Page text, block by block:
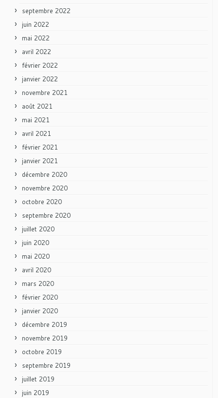
septembre 2022
juin 2022
mai 2022
avril 2022
février 2022
janvier 2022
novembre 2021
août 2021
mai 2021
avril 2021
février 2021
janvier 2021
décembre 2020
novembre 2020
octobre 2020
septembre 2020
juillet 2020
juin 2020
mai 2020
avril 2020
mars 2020
février 2020
janvier 2020
décembre 2019
novembre 2019
octobre 2019
septembre 2019
juillet 2019
juin 2019